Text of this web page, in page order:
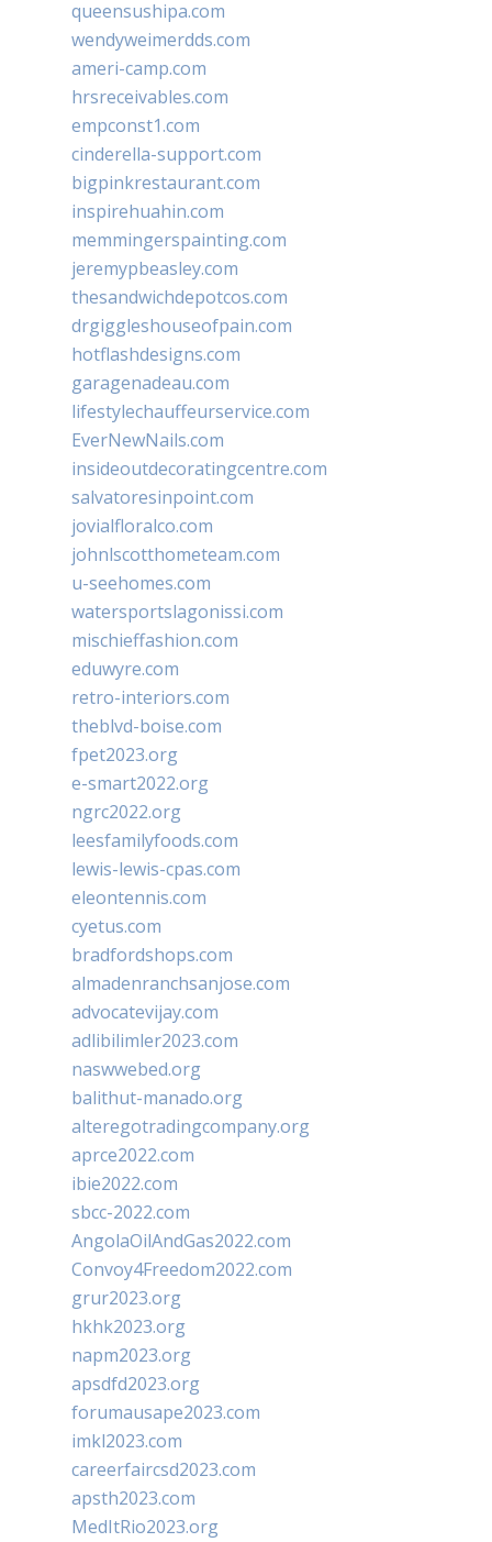
queensushipa.com
wendyweimerdds.com
ameri-camp.com
hrsreceivables.com
empconst1.com
cinderella-support.com
bigpinkrestaurant.com
inspirehuahin.com
memmingerspainting.com
jeremypbeasley.com
thesandwichdepotcos.com
drgiggleshouseofpain.com
hotflashdesigns.com
garagenadeau.com
lifestylechauffeurservice.com
EverNewNails.com
insideoutdecoratingcentre.com
salvatoresinpoint.com
jovialfloralco.com
johnlscotthometeam.com
u-seehomes.com
watersportslagonissi.com
mischieffashion.com
eduwyre.com
retro-interiors.com
theblvd-boise.com
fpet2023.org
e-smart2022.org
ngrc2022.org
leesfamilyfoods.com
lewis-lewis-cpas.com
eleontennis.com
cyetus.com
bradfordshops.com
almadenranchsanjose.com
advocatevijay.com
adlibilimler2023.com
naswwebed.org
balithut-manado.org
alteregotradingcompany.org
aprce2022.com
ibie2022.com
sbcc-2022.com
AngolaOilAndGas2022.com
Convoy4Freedom2022.com
grur2023.org
hkhk2023.org
napm2023.org
apsdfd2023.org
forumausape2023.com
imkl2023.com
careerfaircsd2023.com
apsth2023.com
MedItRio2023.org